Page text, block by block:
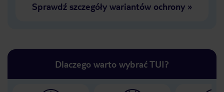
Sprawdź szczegóły wariantów ochrony»
Dlaczego warto wybrać TUI?